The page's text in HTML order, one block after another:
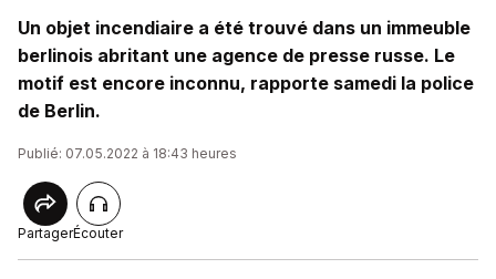
Un objet incendiaire a été trouvé dans un immeuble
berlinois abritant une agence de presse russe. Le
motif est encore inconnu, rapporte samedi la police
de Berlin.
Publié: 07.05.2022 à 18:43 heures
PartagerÉcouter